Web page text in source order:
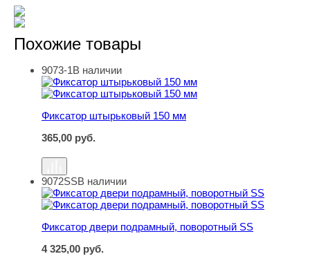
Похожие товары
Фиксатор штырьковый 150 мм
9073-1В наличии
Фиксатор штырьковый 150 мм
365,00 руб.
Фиксатор двери подрамный, поворотный SS
9072SSВ наличии
Фиксатор двери подрамный, поворотный SS
4 325,00 руб.